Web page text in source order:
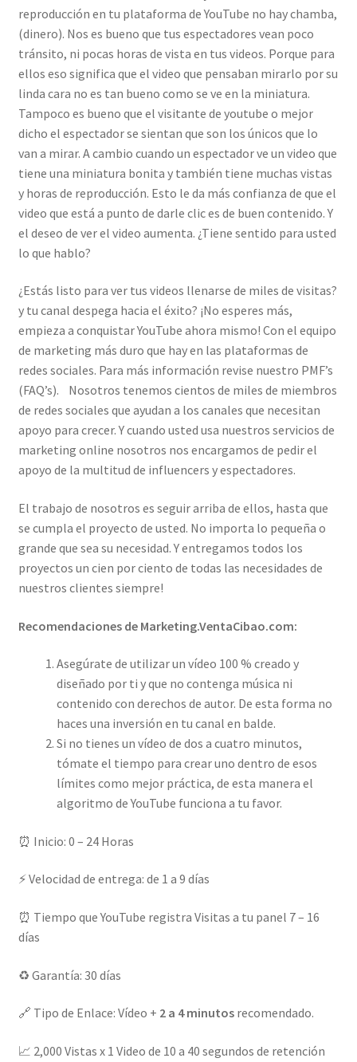
reproducción en tu plataforma de YouTube no hay chamba,
(dinero). Nos es bueno que tus espectadores vean poco
tránsito, ni pocas horas de vista en tus videos. Porque para
ellos eso significa que el video que pensaban mirarlo por su
linda cara no es tan bueno como se ve en la miniatura.
Tampoco es bueno que el visitante de youtube o mejor
dicho el espectador se sientan que son los únicos que lo
van a mirar. A cambio cuando un espectador ve un video que
tiene una miniatura bonita y también tiene muchas vistas
y horas de reproducción. Esto le da más confianza de que el
video que está a punto de darle clic es de buen contenido. Y
el deseo de ver el video aumenta. ¿Tiene sentido para usted
lo que hablo?
¿Estás listo para ver tus videos llenarse de miles de visitas?
y tu canal despega hacia el éxito? ¡No esperes más,
empieza a conquistar YouTube ahora mismo! Con el equipo
de marketing más duro que hay en las plataformas de
redes sociales. Para más información revise nuestro PMF’s
(FAQ’s). Nosotros tenemos cientos de miles de miembros
de redes sociales que ayudan a los canales que necesitan
apoyo para crecer. Y cuando usted usa nuestros servicios de
marketing online nosotros nos encargamos de pedir el
apoyo de la multitud de influencers y espectadores.
El trabajo de nosotros es seguir arriba de ellos, hasta que
se cumpla el proyecto de usted. No importa lo pequeña o
grande que sea su necesidad. Y entregamos todos los
proyectos un cien por ciento de todas las necesidades de
nuestros clientes siempre!
Recomendaciones de Marketing.VentaCibao.com:
Asegúrate de utilizar un vídeo 100 % creado y
diseñado por ti y que no contenga música ni
contenido con derechos de autor. De esta forma no
haces una inversión en tu canal en balde.
Si no tienes un vídeo de dos a cuatro minutos,
tómate el tiempo para crear uno dentro de esos
límites como mejor práctica, de esta manera el
algoritmo de YouTube funciona a tu favor.
⏰ Inicio: 0 – 24 Horas
⚡ Velocidad de entrega: de 1 a 9 días
⏰ Tiempo que YouTube registra Visitas a tu panel 7 – 16
días
♻️ Garantía: 30 días
🔗 Tipo de Enlace: Vídeo + 2 a 4 minutosrecomendado.
📈 2,000 Vistas x 1 Video de 10 a 40 segundos de retención